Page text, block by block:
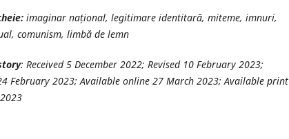
imaginar național, legitimare identitară, miteme, imnuri,
comunism, limbă de lemn
: Received 5 December 2022; Revised 10 February 2023;
February 2023; Available online 27 March 2023; Available print